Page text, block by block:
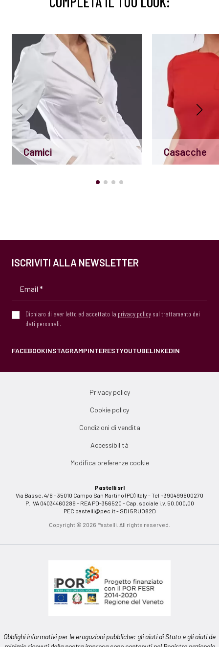
Camici Casacche
ISCRIVITI ALLA NEWSLETTER
Dichiaro di aver letto ed accettato la privacy policy sul trattamento dei
dati personali.
FACEBOOKINSTAGRAMPINTERESTYOUTUBELINKEDIN
Privacy policy
Cookie policy
Condizioni di vendita
Accessibilità
Modifica preferenze cookie
Pastelli srl
Via Basse, 4/6 - 35010 Campo San Martino (PD) Italy - Tel +390499600270
P. IVA 04034460289 - REA PD-356520 - Cap. sociale i.v. 50.000,00
PEC pastelli@pec.it- SDI 5RUO82D
Copyright © 2026 Pastelli. All rights reserved.
Obblighi informativi per le erogazioni pubbliche: gli aiuti di Stato e gli aiuti de